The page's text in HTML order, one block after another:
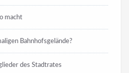
macht
Bahnhofsgelände?
des Stadtrates